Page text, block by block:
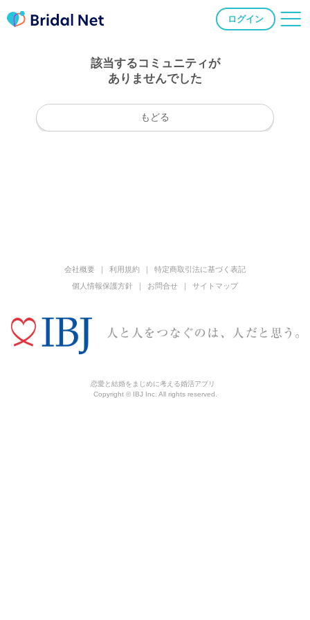
ログイン
該当するコミュニティが
ありませんでした
もどる
会社概要 利用規約
特定商取引法に基づく表記
個人情報保護方針
お問合せ サイトマップ
恋愛と結婚をまじめに考える婚活アプリ
Copyright © IBJ Inc. All rights reserved.